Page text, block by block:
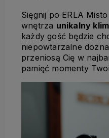
Sięgnij po ERLA
wnętrza unikalny
każdy gość będzie
niepowtarzalne
przeniosą Cię w
pamięć momenty